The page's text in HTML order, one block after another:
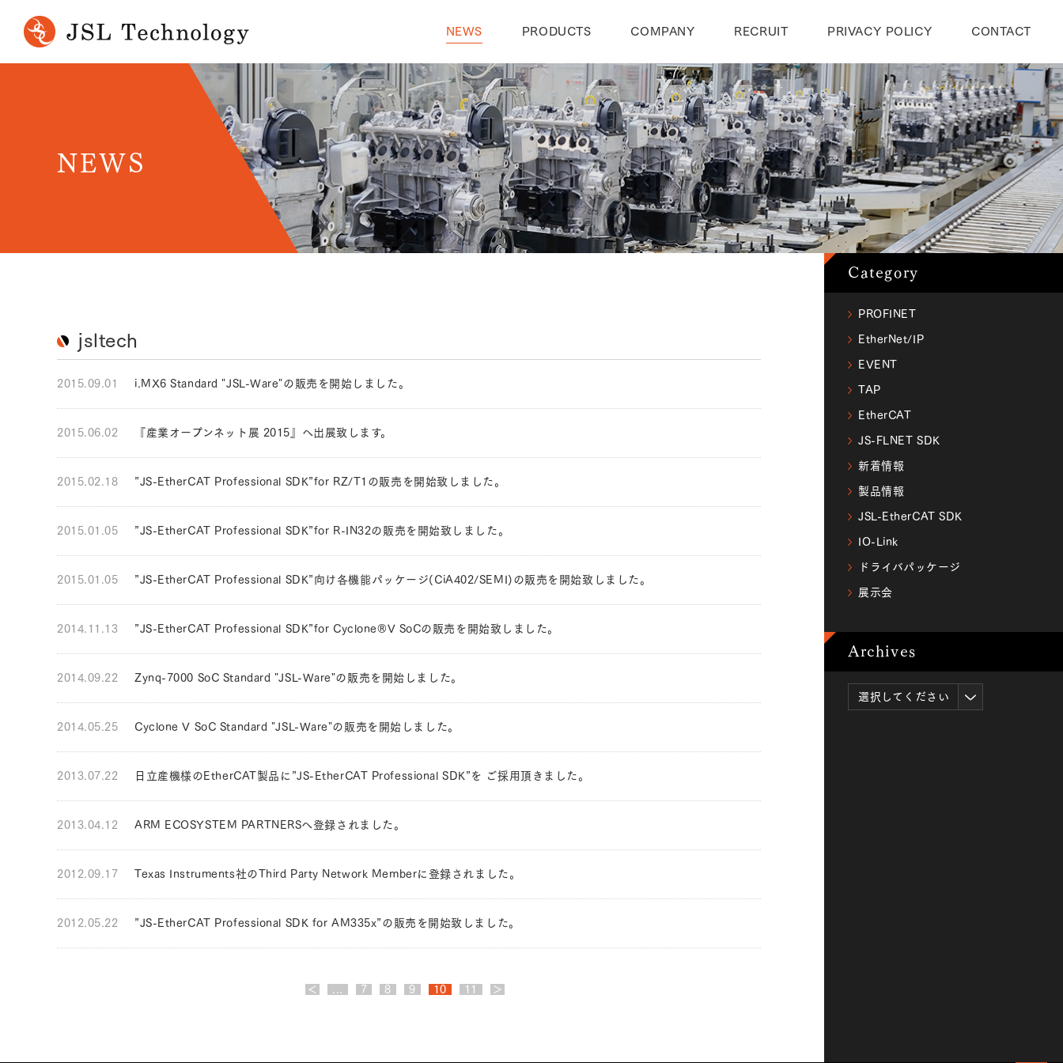
NEWS PRODUCTS COMPANY RECRUIT PRIVACY POLICY CONTACT
NEWS
jsltech
2015.09.01 i.MX6 Standard "JSL-Ware"の販売を開始しました。
2015.06.02 『産業オープンネット展 2015』へ出展致します。
2015.02.18 ”JS-EtherCAT Professional SDK”for RZ/T1の販売を開始致しました。
2015.01.05 ”JS-EtherCAT Professional SDK”for R-IN32の販売を開始致しました。
2015.01.05 ”JS-EtherCAT Professional SDK”向け各機能パッケージ(CiA402/SEMI)の販売を開始致しました。
2014.11.13 ”JS-EtherCAT Professional SDK”for Cyclone®V SoCの販売を開始致しました。
2014.09.22 Zynq-7000 SoC Standard "JSL-Ware"の販売を開始しました。
2014.05.25 Cyclone V SoC Standard "JSL-Ware"の販売を開始しました。
2013.07.22 日立産機様のEtherCAT製品に”JS-EtherCAT Professional SDK”を ご採用頂きました。
2013.04.12 ARM ECOSYSTEM PARTNERSへ登録されました。
2012.09.17 Texas Instruments社のThird Party Network Memberに登録されました。
2012.05.22 ”JS-EtherCAT Professional SDK for AM335x”の販売を開始致しました。
＜ ... 7 8 9 10 11 ＞
Category
PROFINET
EtherNet/IP
EVENT
TAP
EtherCAT
JS-FLNET SDK
新着情報
製品情報
JSL-EtherCAT SDK
IO-Link
ドライバパッケージ
展示会
Archives
選択してください